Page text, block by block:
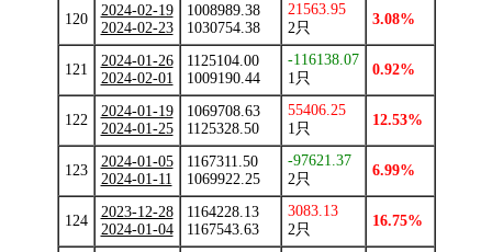
120
2024-02-19
2024-02-23
1008989.38
1030754.38
21563.95
2只
3.08%
121
2024-01-26
2024-02-01
1125104.00
1009190.44
-116138.07
1只
0.92%
122
2024-01-19
2024-01-25
1069708.63
1125328.50
55406.25
1只
12.53%
123
2024-01-05
2024-01-11
1167311.50
1069922.25
-97621.37
2只
6.99%
124
2023-12-28
2024-01-04
1164228.13
1167543.63
3083.13
2只
16.75%